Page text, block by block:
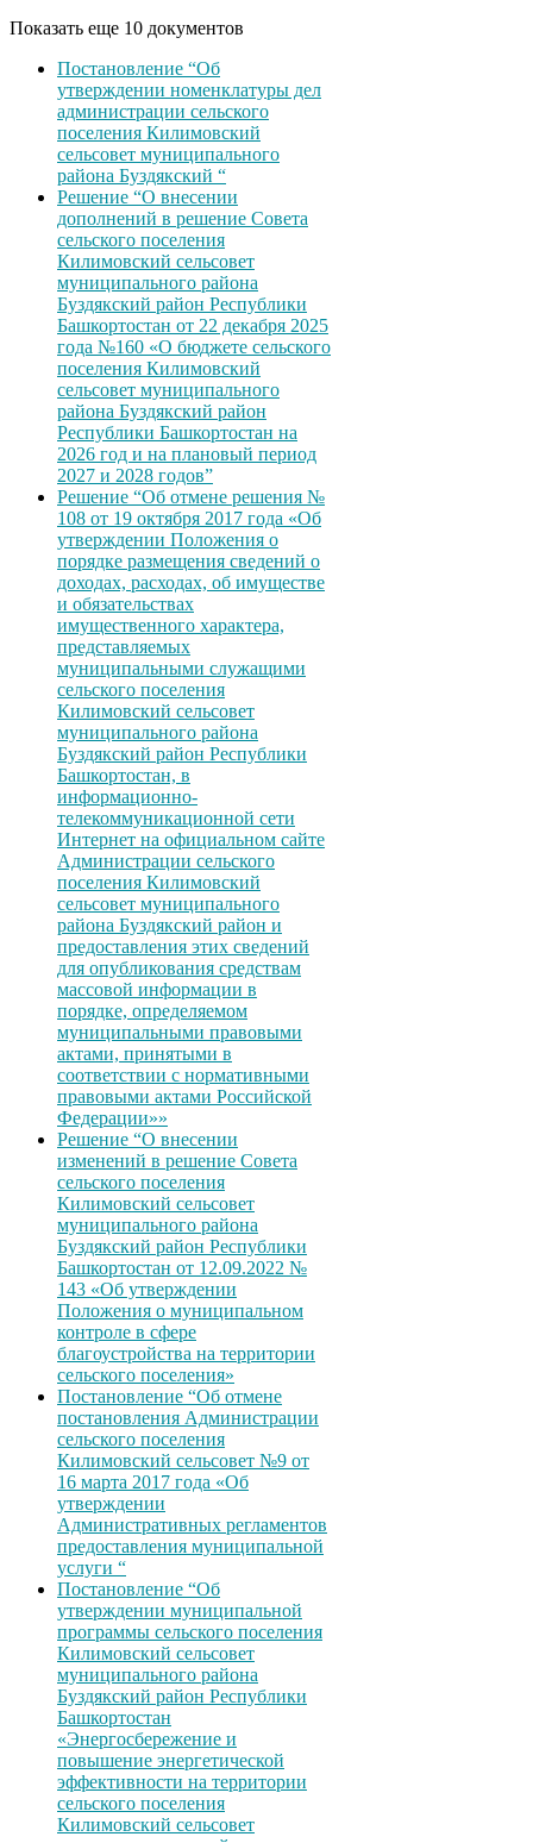
Показать еще 10 документов
Постановление “Об
утверждении номенклатуры дел
администрации сельского
поселения Килимовский
сельсовет муниципального
района Буздякский “
Решение “О внесении
дополнений в решение Совета
сельского поселения
Килимовский сельсовет
муниципального района
Буздякский район Республики
Башкортостан от 22 декабря 2025
года №160 «О бюджете сельского
поселения Килимовский
сельсовет муниципального
района Буздякский район
Республики Башкортостан на
2026 год и на плановый период
2027 и 2028 годов”
Решение “Об отмене решения №
108 от 19 октября 2017 года «Об
утверждении Положения о
порядке размещения сведений о
доходах, расходах, об имуществе
и обязательствах
имущественного характера,
представляемых
муниципальными служащими
сельского поселения
Килимовский сельсовет
муниципального района
Буздякский район Республики
Башкортостан, в
информационно-
телекоммуникационной сети
Интернет на официальном сайте
Администрации сельского
поселения Килимовский
сельсовет муниципального
района Буздякский район и
предоставления этих сведений
для опубликования средствам
массовой информации в
порядке, определяемом
муниципальными правовыми
актами, принятыми в
соответствии с нормативными
правовыми актами Российской
Федерации»»
Решение “О внесении
изменений в решение Совета
сельского поселения
Килимовский сельсовет
муниципального района
Буздякский район Республики
Башкортостан от 12.09.2022 №
143 «Об утверждении
Положения о муниципальном
контроле в сфере
благоустройства на территории
сельского поселения»
Постановление “Об отмене
постановления Администрации
сельского поселения
Килимовский сельсовет №9 от
16 марта 2017 года «Об
утверждении
Административных регламентов
предоставления муниципальной
услуги “
Постановление “Об
утверждении муниципальной
программы сельского поселения
Килимовский сельсовет
муниципального района
Буздякский район Республики
Башкортостан
«Энергосбережение и
повышение энергетической
эффективности на территории
сельского поселения
Килимовский сельсовет